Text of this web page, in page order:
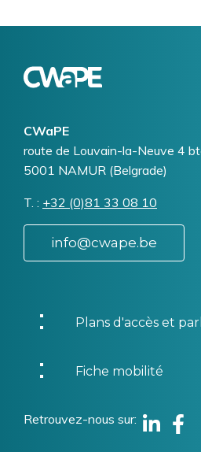
CWaPE
Addresse
route de Louvain-la-Neuve 4
5001 NAMUR (Belgrade)
T. Téléphone
+32 (0)81 33 08 10
info@cwape.be
Plans d'accès et
Fiche mobilité
Retrouvez-nous sur